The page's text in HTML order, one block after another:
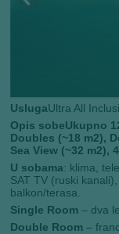
UslugaUltra All
Opis sobeUkupno
Doubles (~18 m2),
Sea View (~32 m2),
U sobama: klima,
SAT TV (ruski
balkon/terasa.
Single Room – dva
Double Room –